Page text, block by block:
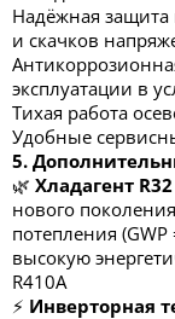
Надёжная защита
и скачков
эксплуатации в
Тихая работа
Удобные
5.
🌿 Хладагент R32
нового
потепления
высокую
R410A
⚡ Инверторная